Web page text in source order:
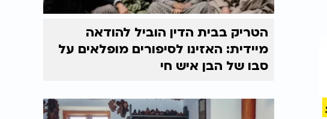
הטריק בבית הדין הוביל להודאה
מיידית: האזינו לסיפורים מופלאים על
סבו של הבן איש חי